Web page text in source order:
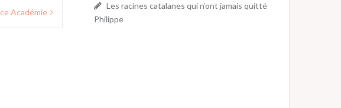
Académie
Les racines catalanes qui n’ont jamais quitté
Philippe